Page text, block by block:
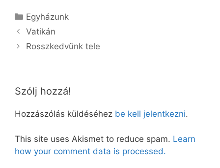
Kategória
Egyházunk
Vatikán
Rosszkedvünk tele
Szólj hozzá!
Hozzászólás küldéséhez be kell jelentkezni.
This site uses Akismet to reduce spam. Learn
how your comment data is processed.